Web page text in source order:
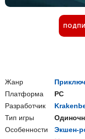
Жанр
Платформа
PC
Разработчик
Тип игры
Особенности
Экшен-